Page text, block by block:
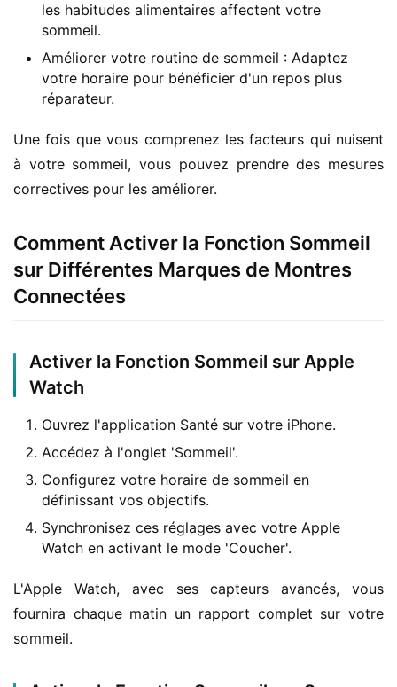
les habitudes alimentaires affectent votre
sommeil.
Améliorer votre routine de sommeil : Adaptez
votre horaire pour bénéficier d'un repos plus
réparateur.
Une fois que vous comprenez les facteurs qui nuisent
à votre sommeil, vous pouvez prendre des mesures
correctives pour les améliorer.
Comment Activer la Fonction Sommeil
sur Différentes Marques de Montres
Connectées
Activer la Fonction Sommeil sur Apple
Watch
Ouvrez l'application Santé sur votre iPhone.
Accédez à l'onglet 'Sommeil'.
Configurez votre horaire de sommeil en
définissant vos objectifs.
Synchronisez ces réglages avec votre Apple
Watch en activant le mode 'Coucher'.
L'Apple Watch, avec ses capteurs avancés, vous
fournira chaque matin un rapport complet sur votre
sommeil.